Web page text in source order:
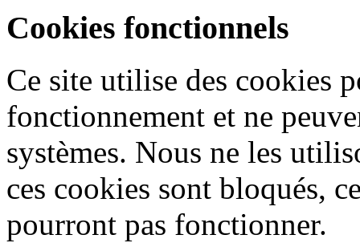
Cookies fonctionnels
Ce site utilise des cookies
fonctionnement et ne
systèmes. Nous ne les
ces cookies sont bloqués,
pourront pas fonctionner.